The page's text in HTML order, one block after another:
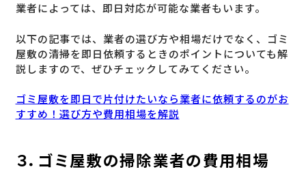
業者によっては、即日対応が可能な業者もいます。
以下の記事では、業者の選び方や相場だけでなく、ゴミ
屋敷の清掃を即日依頼するときのポイントについても解
説しますので、ぜひチェックしてみてください。
ゴミ屋敷を即日で片付けたいなら業者に依頼するのがお
すすめ！選び方や費用相場を解説
３．ゴミ屋敷の掃除業者の費用相場